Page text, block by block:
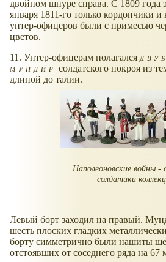
двойном шнуре справа. С 1809 года
января 1811-го только кордончики и
унтер-офицеров были с примесью
цветов.
11. Унтер-офицерам полагался
мундир солдатского покроя из
длиной до талии.
Наполеоновские войны -
солдатики
Левый борт заходил на правый.
шесть плоских гладких
борту симметрично были нашиты
отстоявших от соседнего ряда на 67